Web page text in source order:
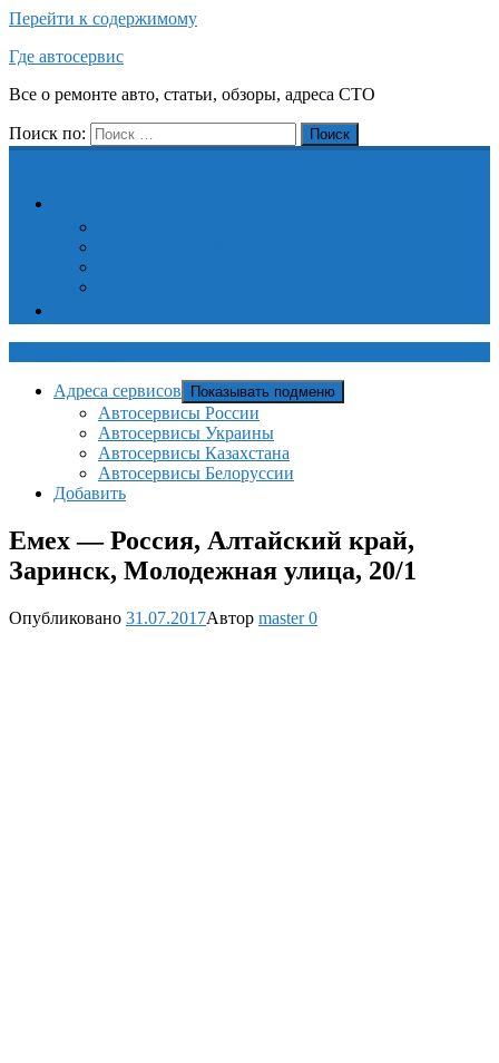
Перейти к содержимому
Где автосервис
Все о ремонте авто, статьи, обзоры, адреса СТО
Поиск по: Поиск
Адреса сервисов Показывать подменю
Автосервисы России
Автосервисы Украины
Автосервисы Казахстана
Автосервисы Белоруссии
Добавить
Емех — Россия, Алтайский край,
Заринск, Молодежная улица, 20/1
Опубликовано 31.07.2017Автор master0